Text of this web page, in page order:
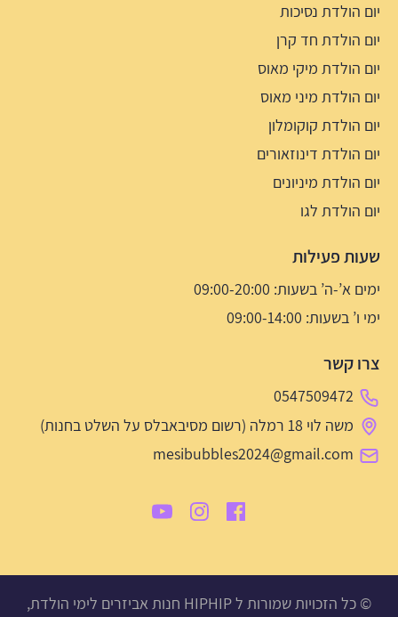
יום הולדת נסיכות
יום הולדת חד קרן
יום הולדת מיקי מאוס
יום הולדת מיני מאוס
יום הולדת קוקומלון
יום הולדת דינוזאורים
יום הולדת מיניונים
יום הולדת לגו
שעות פעילות
ימים א’-ה’ בשעות: 09:00-20:00
ימי ו’ בשעות: 09:00-14:00
צרו קשר
0547509472
משה לוי 18 רמלה (רשום מסיבאבלס על השלט בחנות)
mesibubbles2024@gmail.com
© כל הזכויות שמורות ל HIPHIP חנות אביזרים לימי הולדת,